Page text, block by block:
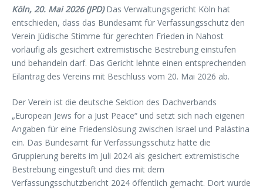
Köln, 20. Mai 2026 (JPD)Das Verwaltungsgericht Köln hat
entschieden, dass das Bundesamt für Verfassungsschutz den
Verein Jüdische Stimme für gerechten Frieden in Nahost
vorläufig als gesichert extremistische Bestrebung einstufen
und behandeln darf. Das Gericht lehnte einen entsprechenden
Eilantrag des Vereins mit Beschluss vom 20. Mai 2026 ab.
Der Verein ist die deutsche Sektion des Dachverbands
„European Jews for a Just Peace“ und setzt sich nach eigenen
Angaben für eine Friedenslösung zwischen Israel und Palästina
ein. Das Bundesamt für Verfassungsschutz hatte die
Gruppierung bereits im Juli 2024 als gesichert extremistische
Bestrebung eingestuft und dies mit dem
Verfassungsschutzbericht 2024 öffentlich gemacht. Dort wurde